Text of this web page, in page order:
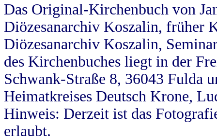
Das Original-Kirchenbuch von
Diözesanarchiv Koszalin, früher
Diözesanarchiv Koszalin,
des Kirchenbuches liegt in der
Schwank-Straße 8, 36043 Fulda
Heimatkreises Deutsch Krone,
Hinweis: Derzeit ist das
erlaubt.